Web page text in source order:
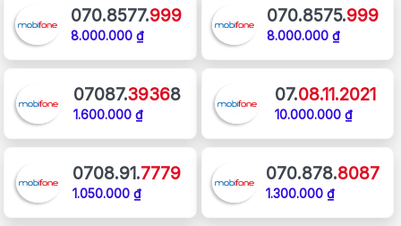
070.8577.999
8.000.000 ₫
070.8575.999
8.000.000 ₫
07087.39368
1.600.000 ₫
07.08.11.2021
10.000.000 ₫
0708.91.7779
1.050.000 ₫
070.878.8087
1.300.000 ₫